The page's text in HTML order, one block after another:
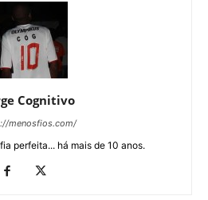
Cognitivo
menosfios.com/
perfeita... há mais de 10 anos.